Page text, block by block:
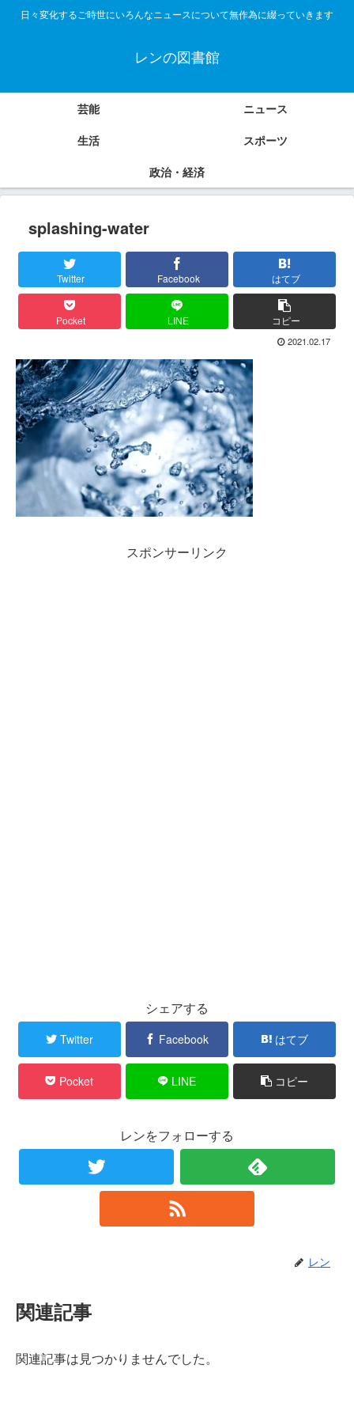
日々変化するご時世にいろんなニュースについて無作為に綴っていきます
レンの図書館
芸能
ニュース
生活
スポーツ
政治・経済
splashing-water
Twitter Facebook はてブ
Pocket LINE コピー
2021.02.17
スポンサーリンク
シェアする
Twitter Facebook はてブ
Pocket LINE コピー
レンをフォローする
レン
関連記事
関連記事は見つかりませんでした。